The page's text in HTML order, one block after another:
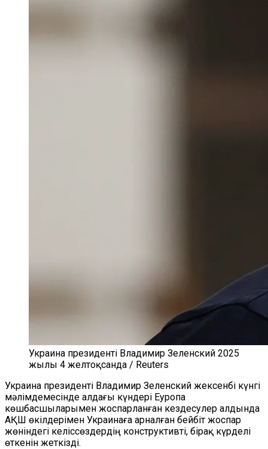
Украина президенті Владимир Зеленский 2025
жылы 4 желтоқсанда / Reuters
Украина президенті Владимир Зеленский жексенбі күнгі
мәлімдемесінде алдағы күндері Еуропа
көшбасшыларымен жоспарланған кездесулер алдында
АҚШ өкілдерімен Украинаға арналған бейбіт жоспар
жөніндегі келіссөздердің конструктивті, бірақ күрделі
өткенін жеткізді.